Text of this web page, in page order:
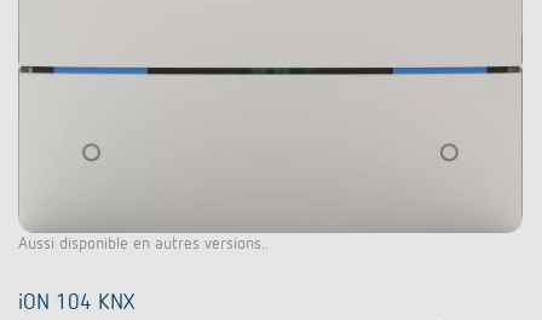
Aussi disponible en autres versions..
iON 104 KNX